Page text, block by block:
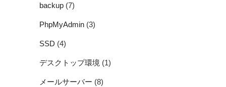
backup (7)
PhpMyAdmin (3)
SSD (4)
デスクトップ環境 (1)
メールサーバー (8)